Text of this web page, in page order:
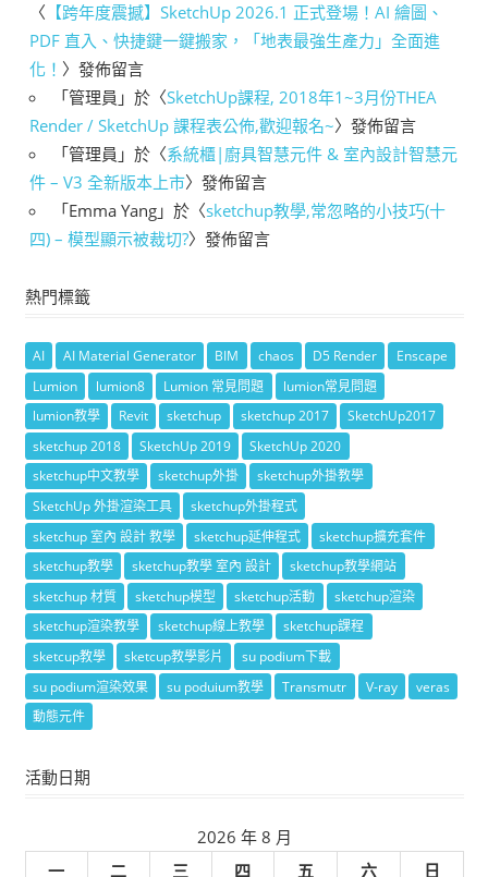
〈 【跨年度震撼】SketchUp 2026.1 正式登場！AI 繪圖、
PDF 直入、快捷鍵一鍵搬家，「地表最強生產力」全面進
化！ 〉發佈留言
「管理員 」於〈SketchUp課程, 2018年1~3月份THEA
Render / SketchUp 課程表公佈,歡迎報名~〉發佈留言
「管理員 」於〈系統櫃|廚具智慧元件 & 室內設計智慧元
件 – V3 全新版本上市〉發佈留言
「Emma Yang 」於〈sketchup教學,常忽略的小技巧(十
四) – 模型顯示被裁切?〉發佈留言
熱門標籤
AI AI Material Generator BIM chaos D5 Render
Enscape
Lumion
lumion8 Lumion 常見問題
lumion常見問題
lumion教學
Revit sketchup sketchup 2017
SketchUp2017
sketchup 2018
SketchUp 2019
SketchUp 2020
sketchup中文教學
sketchup外掛
sketchup外掛教學
SketchUp 外掛渲染工具
sketchup外掛程式
sketchup 室內 設計 教學
sketchup延伸程式
sketchup擴充套件
sketchup教學
sketchup教學 室內 設計
sketchup教學網站
sketchup 材質
sketchup模型 sketchup活動
sketchup渲染
sketchup渲染教學
sketchup線上教學
sketchup課程
sketcup教學
sketcup教學影片
su podium下載
su podium渲染效果
su poduium教學 Transmutr V-ray
veras
動態元件
活動日期
2026 年 8 月
一
二 三 四 五 六 日